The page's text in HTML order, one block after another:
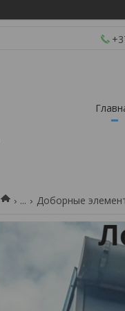
... Доборные